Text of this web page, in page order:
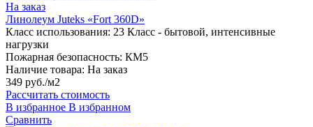
На заказ
Линолеум Juteks «Fort 360D»
Класс использования: 23 Класс - бытовой, интенсивные
нагрузки
Пожарная безопасность: КМ5
Наличие товара: На заказ
349 руб./м2
Рассчитать стоимость
В избранное В избранном
Сравнить